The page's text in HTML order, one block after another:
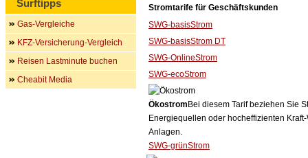
Stromtarife für Geschäftskunden
SWG-basisStrom
SWG-basisStrom DT
SWG-OnlineStrom
SWG-ecoStrom
Ökostrom Bei diesem Tarif beziehen Sie
Energiequellen oder hocheffizienten
Anlagen.
SWG-grünStrom
Surftipps
Gas-Vergleiche
KFZ-Versicherung-Vergleich
Reisen Lastminute buchen
Cheabit Media